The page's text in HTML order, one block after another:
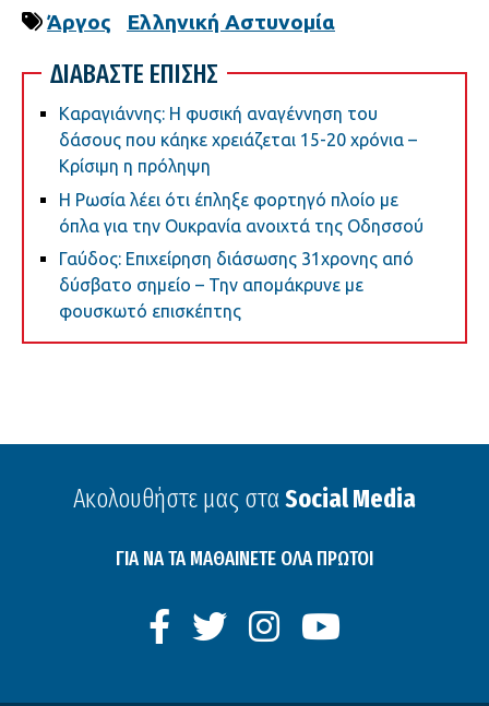
Άργος Ελληνική Αστυνομία
ΔΙΑΒΑΣΤΕ ΕΠΙΣΗΣ
Καραγιάννης: Η φυσική αναγέννηση του
δάσους που κάηκε χρειάζεται 15-20 χρόνια –
Κρίσιμη η πρόληψη
Η Ρωσία λέει ότι έπληξε φορτηγό πλοίο με
όπλα για την Ουκρανία ανοιχτά της Οδησσού
Γαύδος: Επιχείρηση διάσωσης 31χρονης από
δύσβατο σημείο – Την απομάκρυνε με
φουσκωτό επισκέπτης
Ακολουθήστε μας στα Social Media
ΓΙΑ ΝΑ ΤΑ ΜΑΘΑΙΝΕΤΕ ΟΛΑ ΠΡΩΤΟΙ